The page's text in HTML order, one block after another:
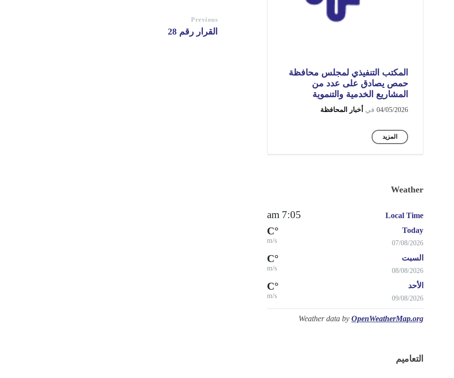
Previous
القرار رقم 28
المكتب التنفيذي لمجلس محافظة
حمص يصادق على عدد من
المشاريع الخدمية والتنموية
04/05/2026 في أخبار المحافظة
المزيد
Weather
Local Time
7:05 am
Today
07/08/2026
°C
m/s
السبت
08/08/2026
°C
m/s
الأحد
09/08/2026
°C
m/s
Weather data by OpenWeatherMap.org
التعاميم